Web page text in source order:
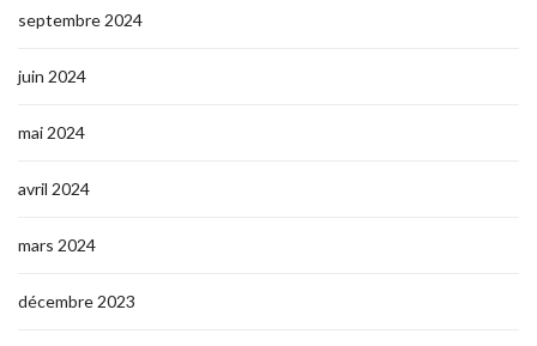
septembre 2024
juin 2024
mai 2024
avril 2024
mars 2024
décembre 2023